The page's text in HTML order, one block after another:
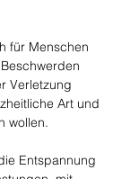
für Menschen
Verletzung
Art und
wollen.
Entspannung